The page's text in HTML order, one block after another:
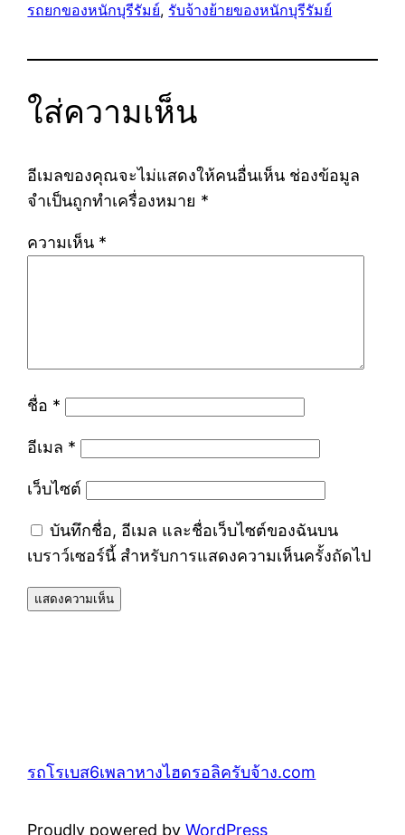
รถยกของหนักบุรีรัมย์, รับจ้างย้ายของหนักบุรีรัมย์
ใส่ความเห็น
อีเมลของคุณจะไม่แสดงให้คนอื่นเห็น ช่องข้อมูล
จำเป็นถูกทำเครื่องหมาย *
ความเห็น *
ชื่อ *
อีเมล *
เว็บไซต์
บันทึกชื่อ, อีเมล และชื่อเว็บไซต์ของฉันบน
เบราว์เซอร์นี้ สำหรับการแสดงความเห็นครั้งถัดไป
รถโรเบส6เพลาหางไฮดรอลิครับจ้าง.com
Proudly powered byWordPress